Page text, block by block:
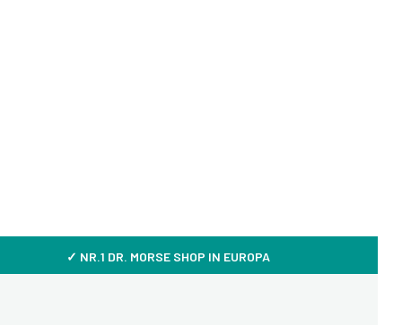
✓ NR.1 DR. MORSE SHOP IN EUROPA